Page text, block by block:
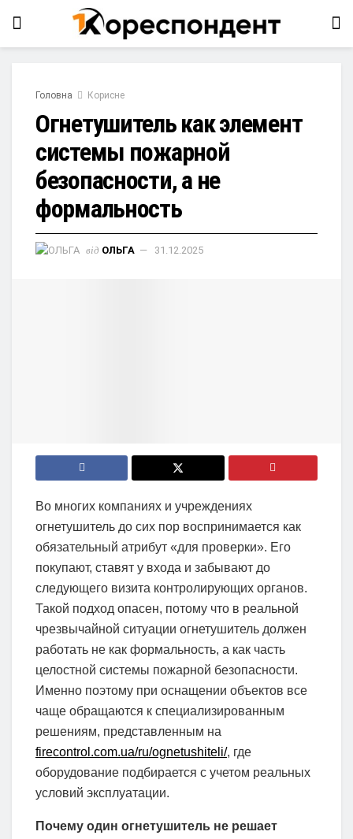
Головна Корисне
Огнетушитель как элемент
системы пожарной
безопасности, а не
формальность
від ОЛЬГА 31.12.2025
Во многих компаниях и учреждениях
огнетушитель до сих пор воспринимается как
обязательный атрибут «для проверки». Его
покупают, ставят у входа и забывают до
следующего визита контролирующих органов.
Такой подход опасен, потому что в реальной
чрезвычайной ситуации огнетушитель должен
работать не как формальность, а как часть
целостной системы пожарной безопасности.
Именно поэтому при оснащении объектов все
чаще обращаются к специализированным
решениям, представленным на
firecontrol.com.ua/ru/ognetushiteli/, где
оборудование подбирается с учетом реальных
условий эксплуатации.
Почему один огнетушитель не решает